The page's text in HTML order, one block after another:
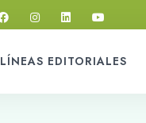
LÍNEAS EDITORIALES